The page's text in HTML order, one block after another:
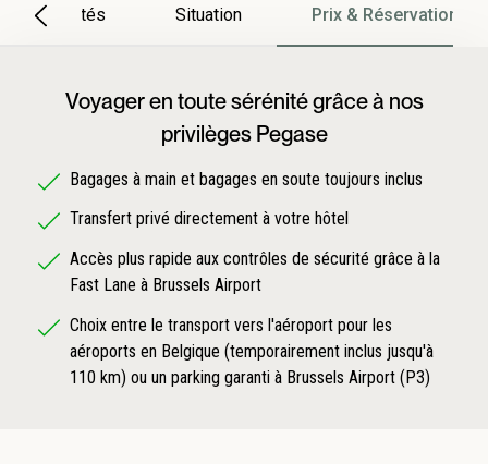
Particularités Situation Prix & Réservation
Voyager en toute sérénité grâce à nos
privilèges Pegase
Bagages à main et bagages en soute toujours inclus
Transfert privé directement à votre hôtel
Accès plus rapide aux contrôles de sécurité grâce à la
Fast Lane à Brussels Airport
Choix entre le transport vers l'aéroport pour les
aéroports en Belgique (temporairement inclus jusqu'à
110 km) ou un parking garanti à Brussels Airport (P3)